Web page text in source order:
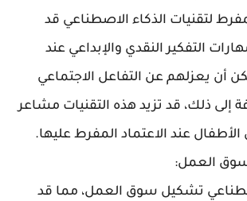
لتقنيات الذكاء الاصطناعي قد
التفكير النقدي والإبداعي عند
أن يعزلهم عن التفاعل الاجتماعي
إلى ذلك، قد تزيد هذه التقنيات مشاعر
الأطفال عند الاعتماد المفرط عليها.
تشكيل سوق العمل، مما قد